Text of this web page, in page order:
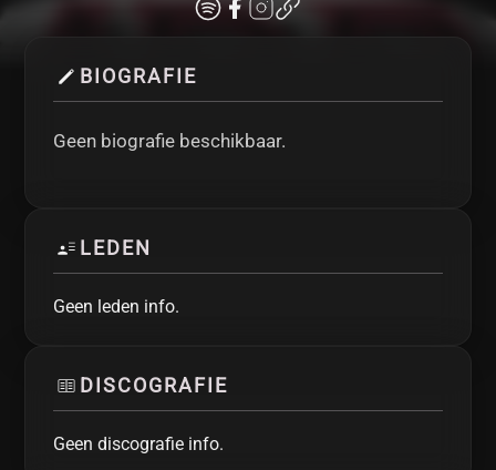
BIOGRAFIE
Geen biografie beschikbaar.
LEDEN
Geen leden info.
DISCOGRAFIE
Geen discografie info.